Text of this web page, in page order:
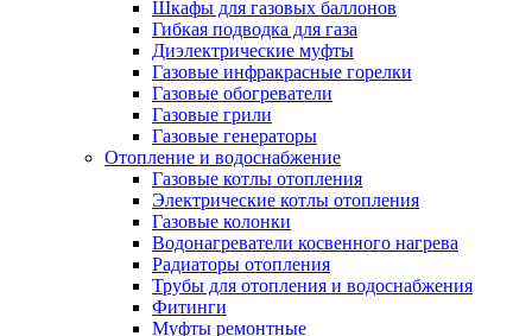
Шкафы для газовых баллонов
Гибкая подводка для газа
Диэлектрические муфты
Газовые инфракрасные горелки
Газовые обогреватели
Газовые грили
Газовые генераторы
Отопление и водоснабжение
Газовые котлы отопления
Электрические котлы отопления
Газовые колонки
Водонагреватели косвенного нагрева
Радиаторы отопления
Трубы для отопления и водоснабжения
Фитинги
Муфты ремонтные